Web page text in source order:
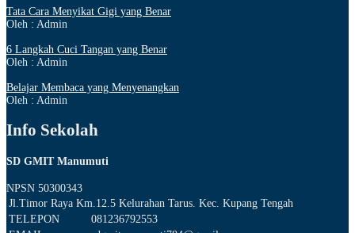
Tata Cara Menyikat Gigi yang Benar
Oleh : Admin
6 Langkah Cuci Tangan yang Benar
Oleh : Admin
Belajar Membaca yang Menyenangkan
Oleh : Admin
Info Sekolah
SD GMIT Manumuti
NPSN 50300343
Jl.Timor Raya Km.12.5 Kelurahan Tarus. Kec. Kupang Tengah
TELEPON
081236792553